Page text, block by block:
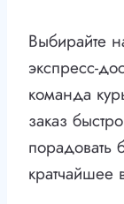
Выбирайте
экспресс-
команда
заказ
порадовать
кратчайшее